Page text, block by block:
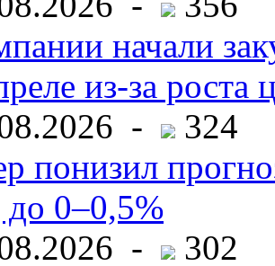
начали
из-за роста
-
324
понизил
до 0–0,5%
-
302